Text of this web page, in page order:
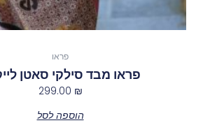
פראו
פראו מבד סילקי סאטן
299.00 ₪
הוספה לסל